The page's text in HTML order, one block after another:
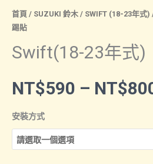
首頁 / SUZUKI 鈴木 / SWIFT (18-23年式)
踢貼
Swift(18-23年式)
NT$590 – NT$
安裝方式